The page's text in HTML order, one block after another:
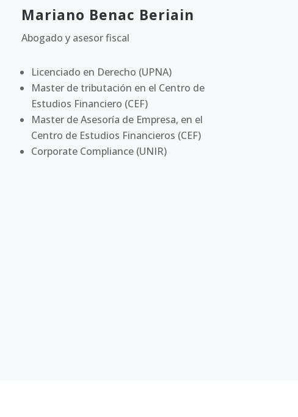
Mariano Benac Beriain
Abogado y asesor fiscal
Licenciado en Derecho (UPNA)
Master de tributación en el Centro de
Estudios Financiero (CEF)
Master de Asesoría de Empresa, en el
Centro de Estudios Financieros (CEF)
Corporate Compliance (UNIR)